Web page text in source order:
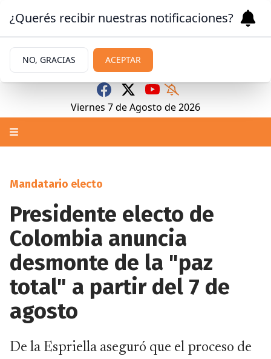
Viernes 7deAgosto de 2026
Mandatario electo
Presidente electo de
Colombia anuncia
desmonte de la "paz
total" a partir del 7 de
agosto
De la Espriella aseguró que el proceso de
¿Querés recibir nuestras notificaciones?
NO, GRACIAS ACEPTAR